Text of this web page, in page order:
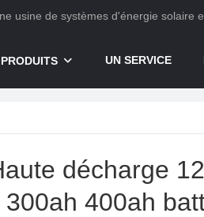
usine de systèmes d'énergie solaire
UN SERVICE
décharge
400ah